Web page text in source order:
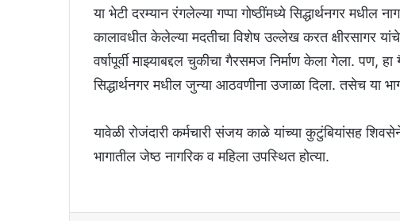
या भेटी दरम्यान रंगलेल्या गप्पा गोष्ठींमध्ये सिद्धार्थनगर मधील
कालावधीत केलेल्या मदतीचा विशेष उल्लेख करत क्षीरसागर यांचे
वर्षापूर्वी माझ्याबद्दल चुकीचा गैरसमज निर्माण केला गेला.
सिद्धार्थनगर मधील जुन्या आठवणीना उजाळा दिला. तसेच या
यावेळी रोजंदारी कर्मचारी संजय काळे यांच्या कुटुंबियांसह
भागातील जेष्ठ नागरिक व महिला उपस्थित होत्या.